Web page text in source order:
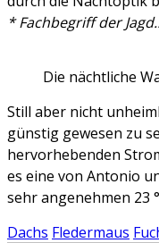
* Fachbegriff der
Die nächtliche
Still aber nicht
günstig gewesen zu
hervorhebenden
es eine von Antonio
sehr angenehmen 23
Dachs Fledermaus